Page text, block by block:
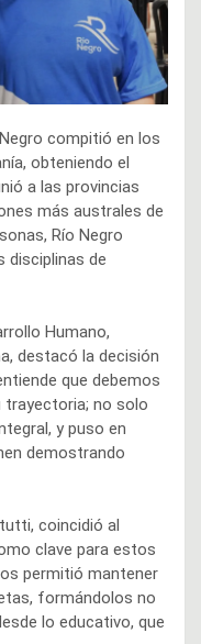
compitió en los
obteniendo el
a las provincias
más australes de
Río Negro
disciplinas de
Humano,
destacó la decisión
que debemos
trayectoria; no solo
y puso en
demostrando
coincidió al
clave para estos
permitió mantener
formándolos no
lo educativo, que